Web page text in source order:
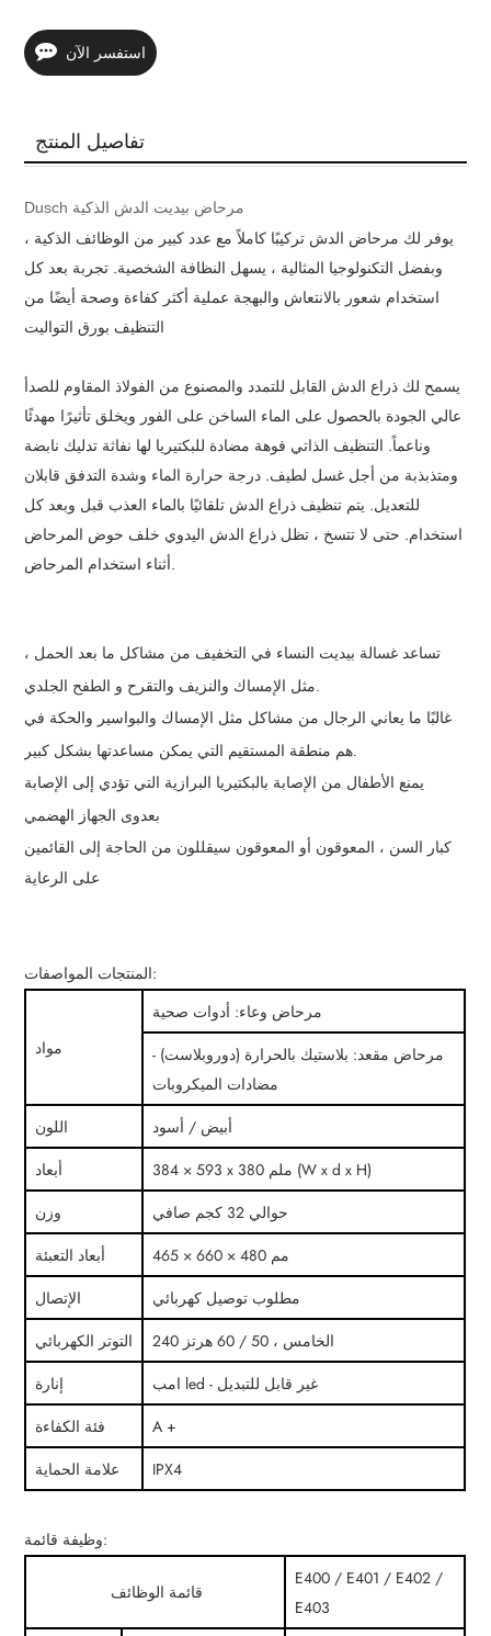
استفسر الآن
تفاصيل المنتج
Dusch مرحاض بيديت الدش الذكية
يوفر لك مرحاض الدش تركيبًا كاملاً مع عدد كبير من الوظائف الذكية ،
وبفضل التكنولوجيا المثالية ، يسهل النظافة الشخصية. تجربة بعد كل
استخدام شعور بالانتعاش والبهجة عملية أكثر كفاءة وصحة أيضًا من
التنظيف بورق التواليت
يسمح لك ذراع الدش القابل للتمدد والمصنوع من الفولاذ المقاوم للصدأ
عالي الجودة بالحصول على الماء الساخن على الفور ويخلق تأثيرًا مهدئًا
وناعماً. التنظيف الذاتي فوهة مضادة للبكتيريا لها نفاثة تدليك نابضة
ومتذبذبة من أجل غسل لطيف. درجة حرارة الماء وشدة التدفق قابلان
للتعديل. يتم تنظيف ذراع الدش تلقائيًا بالماء العذب قبل وبعد كل
استخدام. حتى لا تتسخ ، تظل ذراع الدش اليدوي خلف حوض المرحاض
أثناء استخدام المرحاض.
تساعد غسالة بيديت النساء في التخفيف من مشاكل ما بعد الحمل ،
مثل الإمساك والنزيف والتقرح و الطفح الجلدي.
غالبًا ما يعاني الرجال من مشاكل مثل الإمساك والبواسير والحكة في
هم منطقة المستقيم التي يمكن مساعدتها بشكل كبير.
يمنع الأطفال من الإصابة بالبكتيريا البرازية التي تؤدي إلى الإصابة
بعدوى الجهاز الهضمي
كبار السن ، المعوقون أو المعوقون سيقللون من الحاجة إلى القائمين
على الرعاية
المنتجات المواصفات:
مواد
مرحاض وعاء: أدوات صحية
مرحاض مقعد: بلاستيك بالحرارة (دوروبلاست) -
مضادات الميكروبات
اللون
أبيض / أسود
أبعاد
384 × 593 x 380 ملم (W x d x H)
وزن
حوالي 32 كجم صافي
أبعاد التعبئة
465 × 660 × 480 مم
الإتصال
مطلوب توصيل كهربائي
التوتر الكهربائي
240 الخامس ، 50 / 60 هرتز
إنارة
امب led - غير قابل للتبديل
فئة الكفاءة
A +
علامة الحماية
IPX4
وظيفة قائمة:
قائمة الوظائف
E400 / E401 / E402 /
E403